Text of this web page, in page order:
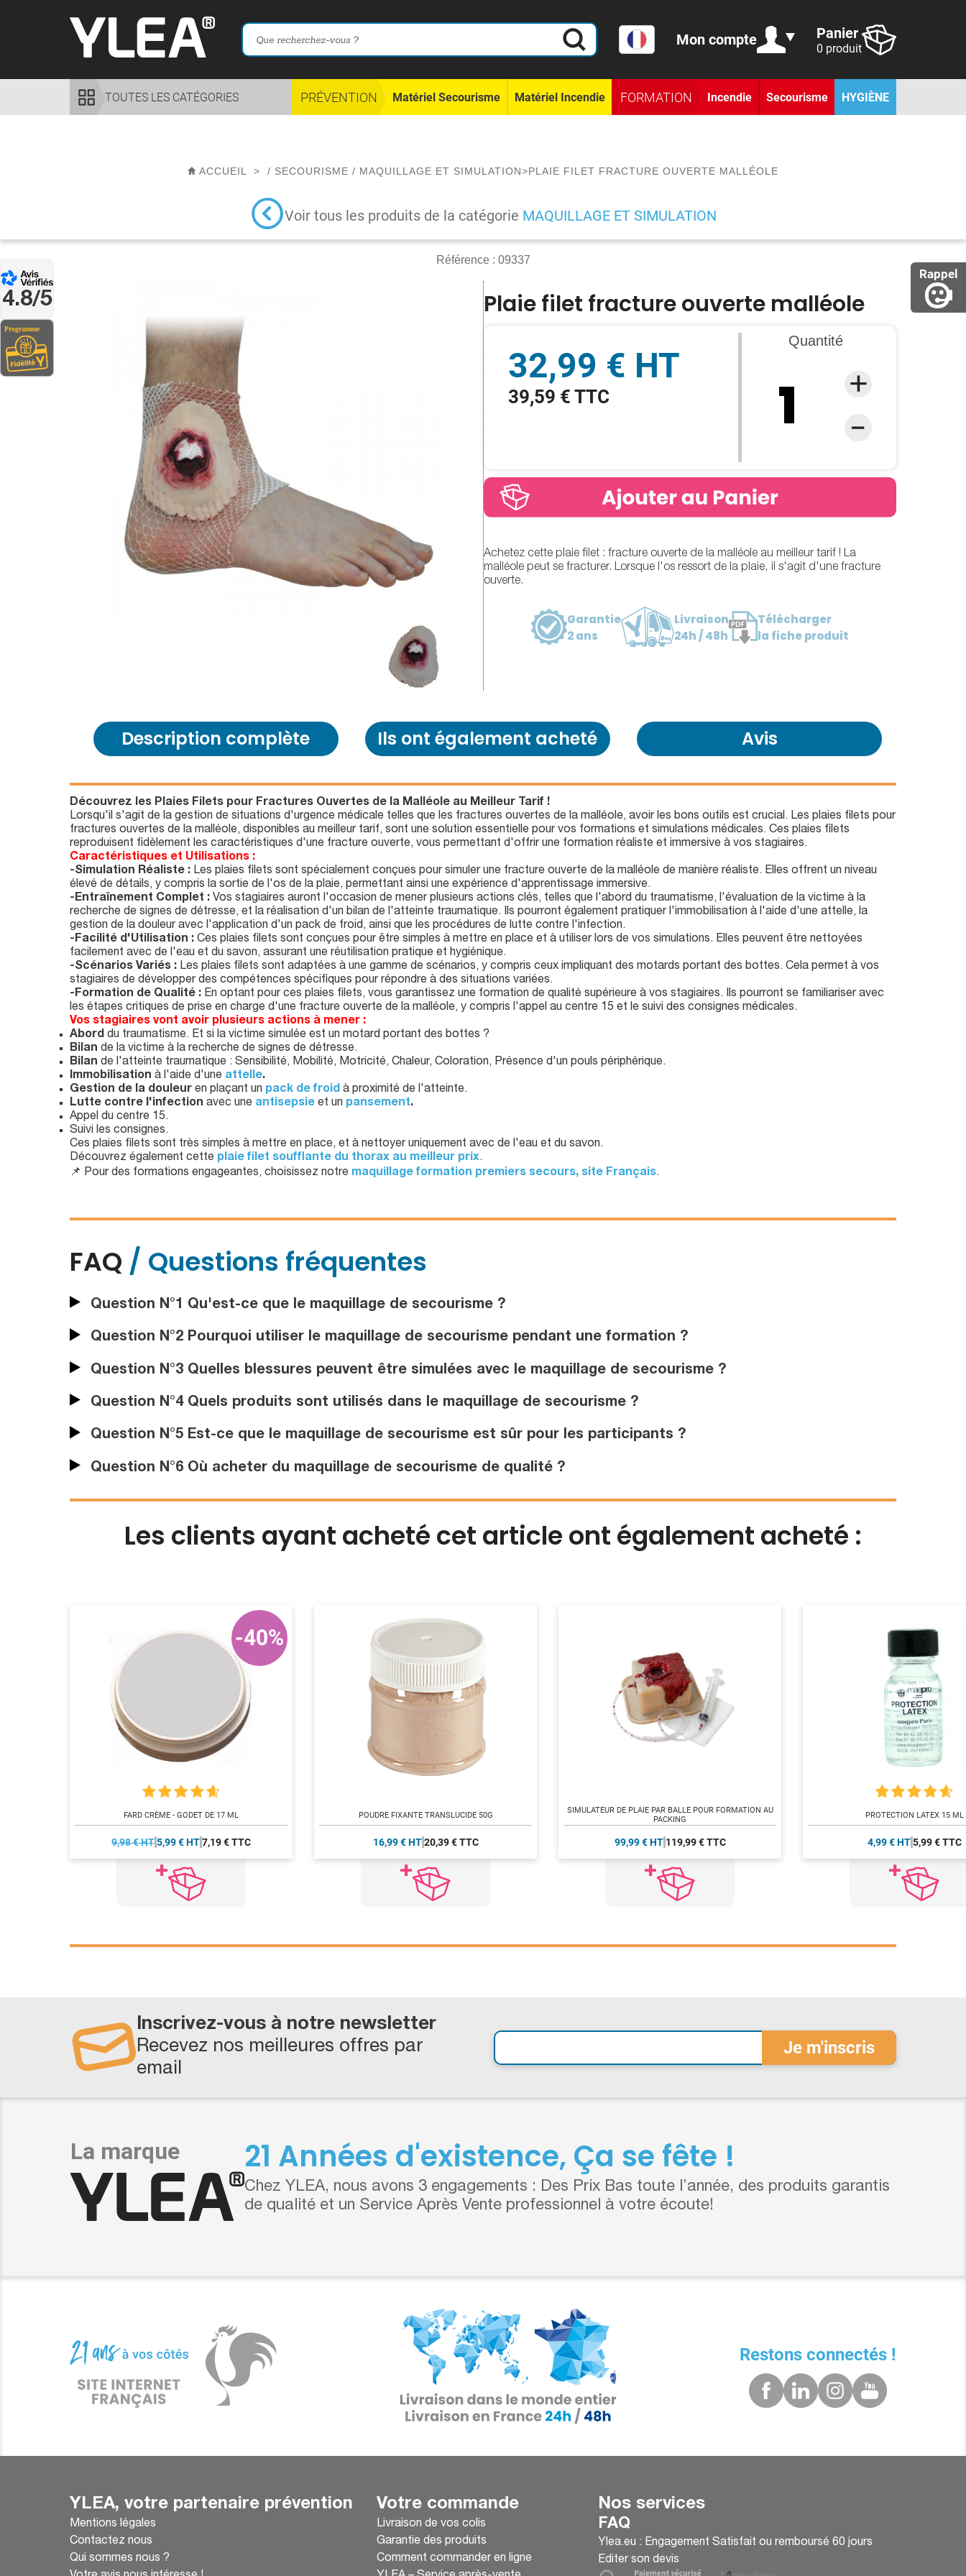
Rappel
4.8/5
Mon compte Panier
0 produit
TOUTES LES CATÉGORIES PRÉVENTION Matériel Secourisme Matériel Incendie FORMATION Incendie Secourisme HYGIÈNE
ACCUEIL > / SECOURISME / MAQUILLAGE ET SIMULATION>PLAIE FILET FRACTURE OUVERTE MALLÉOLE
Voir tous les produits de la catégorie MAQUILLAGE ET SIMULATION
Référence : 09337
Plaie filet fracture ouverte malléole
32,99 € HT
39,59 € TTC
Quantité
Achetez cette plaie filet : fracture ouverte de la malléole au meilleur tarif ! La
malléole peut se fracturer. Lorsque l'os ressort de la plaie, il s'agit d'une fracture
ouverte.
Garantie
2 ans
Livraison
24h / 48h
Télécharger
la fiche produit
Description complète Ils ont également acheté Avis
Découvrez les Plaies Filets pour Fractures Ouvertes de la Malléole au Meilleur Tarif !
Lorsqu'il s'agit de la gestion de situations d'urgence médicale telles que les fractures ouvertes de la malléole, avoir les bons outils est crucial. Les plaies filets pour
fractures ouvertes de la malléole, disponibles au meilleur tarif, sont une solution essentielle pour vos formations et simulations médicales. Ces plaies filets
reproduisent fidèlement les caractéristiques d'une fracture ouverte, vous permettant d'offrir une formation réaliste et immersive à vos stagiaires.
Caractéristiques et Utilisations :
-Simulation Réaliste : Les plaies filets sont spécialement conçues pour simuler une fracture ouverte de la malléole de manière réaliste. Elles offrent un niveau
élevé de détails, y compris la sortie de l'os de la plaie, permettant ainsi une expérience d'apprentissage immersive.
-Entraînement Complet : Vos stagiaires auront l'occasion de mener plusieurs actions clés, telles que l'abord du traumatisme, l'évaluation de la victime à la
recherche de signes de détresse, et la réalisation d'un bilan de l'atteinte traumatique. Ils pourront également pratiquer l'immobilisation à l'aide d'une attelle, la
gestion de la douleur avec l'application d'un pack de froid, ainsi que les procédures de lutte contre l'infection.
-Facilité d'Utilisation : Ces plaies filets sont conçues pour être simples à mettre en place et à utiliser lors de vos simulations. Elles peuvent être nettoyées
facilement avec de l'eau et du savon, assurant une réutilisation pratique et hygiénique.
-Scénarios Variés : Les plaies filets sont adaptées à une gamme de scénarios, y compris ceux impliquant des motards portant des bottes. Cela permet à vos
stagiaires de développer des compétences spécifiques pour répondre à des situations variées.
-Formation de Qualité : En optant pour ces plaies filets, vous garantissez une formation de qualité supérieure à vos stagiaires. Ils pourront se familiariser avec
les étapes critiques de prise en charge d'une fracture ouverte de la malléole, y compris l'appel au centre 15 et le suivi des consignes médicales.
Vos stagiaires vont avoir plusieurs actions à mener :
Abord du traumatisme. Et si la victime simulée est un motard portant des bottes ?
Bilan de la victime à la recherche de signes de détresse.
Bilan de l'atteinte traumatique : Sensibilité, Mobilité, Motricité, Chaleur, Coloration, Présence d'un pouls périphérique.
Immobilisation à l'aide d'une attelle.
Gestion de la douleur en plaçant un pack de froid à proximité de l'atteinte.
Lutte contre l'infection avec une antisepsie et un pansement.
Appel du centre 15.
Suivi les consignes.
Ces plaies filets sont très simples à mettre en place, et à nettoyer uniquement avec de l'eau et du savon.
Découvrez également cette plaie filet soufflante du thorax au meilleur prix.
📌 Pour des formations engageantes, choisissez notre maquillage formation premiers secours, site Français.
FAQ / Questions fréquentes
Question N°1 Qu'est-ce que le maquillage de secourisme ?
Question N°2 Pourquoi utiliser le maquillage de secourisme pendant une formation ?
Question N°3 Quelles blessures peuvent être simulées avec le maquillage de secourisme ?
Question N°4 Quels produits sont utilisés dans le maquillage de secourisme ?
Question N°5 Est-ce que le maquillage de secourisme est sûr pour les participants ?
Question N°6 Où acheter du maquillage de secourisme de qualité ?
Les clients ayant acheté cet article ont également acheté :
FARD CRÈME - GODET DE 17 ML
9,98 € HT5,99 € HT7,19 € TTC
-40%
POUDRE FIXANTE TRANSLUCIDE 50G
16,99 € HT 20,39 € TTC
SIMULATEUR DE PLAIE PAR BALLE POUR FORMATION AU
PACKING
99,99 € HT 119,99 € TTC
PROTECTION LATEX 15 ML
4,99 € HT 5,99 € TTC
Inscrivez-vous à notre newsletter
Recevez nos meilleures offres par
email
21 Années d'existence, Ça se fête !
Chez YLEA, nous avons 3 engagements : Des Prix Bas toute l’année, des produits garantis
de qualité et un Service Après Vente professionnel à votre écoute!
Restons connectés !
YLEA, votre partenaire prévention
Mentions légales
Contactez nous
Qui sommes nous ?
Votre commande
Livraison de vos colis
Garantie des produits
Comment commander en ligne
Nos services
FAQ
Ylea.eu : Engagement Satisfait ou remboursé 60 jours
Editer son devis